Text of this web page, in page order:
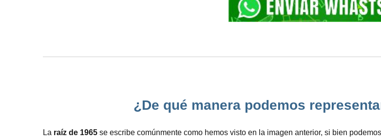
¿De qué manera podemos
La raíz de 1965 se escribe comúnmente como hemos visto en la imagen anterior, si bien